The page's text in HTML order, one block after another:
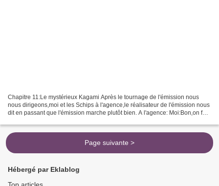
Chapitre 11:Le mystérieux Kagami Après le tournage de l'émission nous
nous dirigeons,moi et les Schips à l'agence,le réalisateur de l'émission nous
dit en passant que l'émission marche plutôt bien. A l'agence: Moi:Bon,on fait
Page suivante >
Hébergé par Eklablog